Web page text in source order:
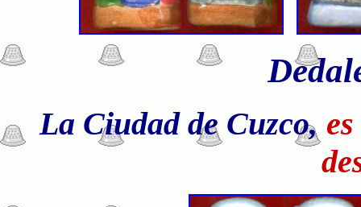
La Ciudad de Cuzco,